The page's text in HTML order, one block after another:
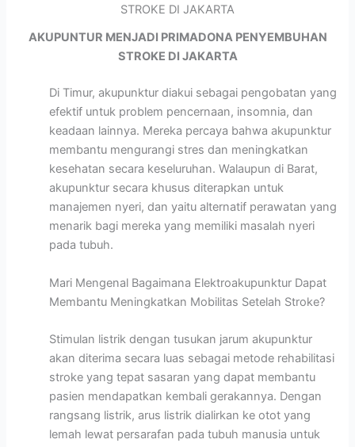
AKUPUNTUR MENJADI PRIMADONA PENYEMBUHAN
STROKE DI JAKARTA
Di Timur, akupunktur diakui sebagai pengobatan yang
efektif untuk problem pencernaan, insomnia, dan
keadaan lainnya. Mereka percaya bahwa akupunktur
membantu mengurangi stres dan meningkatkan
kesehatan secara keseluruhan. Walaupun di Barat,
akupunktur secara khusus diterapkan untuk
manajemen nyeri, dan yaitu alternatif perawatan yang
menarik bagi mereka yang memiliki masalah nyeri
pada tubuh.
Mari Mengenal Bagaimana Elektroakupunktur Dapat
Membantu Meningkatkan Mobilitas Setelah Stroke?
Stimulan listrik dengan tusukan jarum akupunktur
akan diterima secara luas sebagai metode rehabilitasi
stroke yang tepat sasaran yang dapat membantu
pasien mendapatkan kembali gerakannya. Dengan
rangsang listrik, arus listrik dialirkan ke otot yang
lemah lewat persarafan pada tubuh manusia untuk